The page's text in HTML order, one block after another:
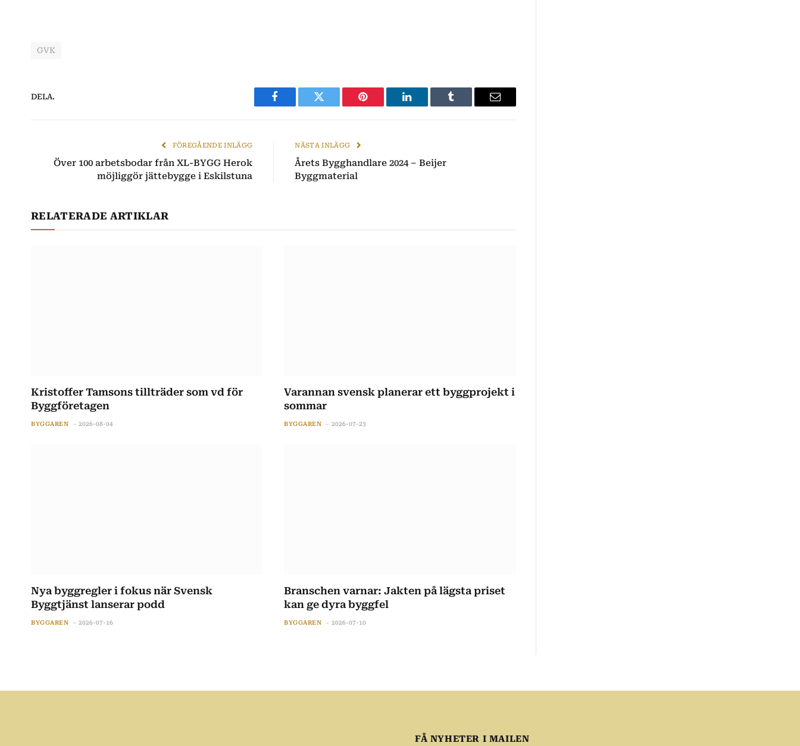
GVK
DELA.
Facebook Twitter Pinterest LinkedIn Tumblr
E-
FÖREGÅENDE INLÄGG
Över 100 arbetsbodar från XL-BYGG Herok
möjliggör jättebygge i Eskilstuna
NÄSTA INLÄGG
Årets Bygghandlare 2024 – Beijer
Byggmaterial
RELATERADE ARTIKLAR
Kristoffer Tamsons tillträder som vd för
Byggföretagen
BYGGAREN 2026-08-04
Varannan svensk planerar ett byggprojekt i
sommar
BYGGAREN 2026-07-23
Nya byggregler i fokus när Svensk
Byggtjänst lanserar podd
BYGGAREN 2026-07-16
Branschen varnar: Jakten på lägsta priset
kan ge dyra byggfel
BYGGAREN 2026-07-10
FÅ NYHETER I MAILEN